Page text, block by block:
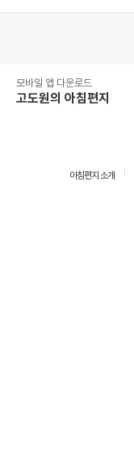
모바일 앱 다운로드
고도원의 아침편지
아침편지 소개